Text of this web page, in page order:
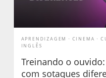
APRENDIZAGEM CINEMA
INGLÊS
Treinando o
com sotaques